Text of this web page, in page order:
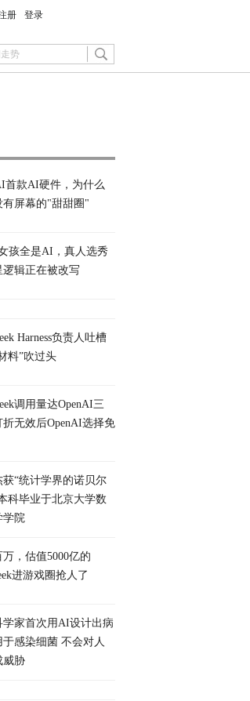
册 登录
首款AI硬件，为什么
有屏幕的"甜甜圈"
孩全是AI，真人选秀
逻辑正在被改写
Harness负责人吐槽
料”吹过头
调用量达OpenAI三
折无效后OpenAI选择免
获“统计学界的诺贝尔
科毕业于北京大学数
学院
，估值5000亿的
进游戏圈抢人了
学家首次用AI设计出病
于感染细菌 不会对人
威胁